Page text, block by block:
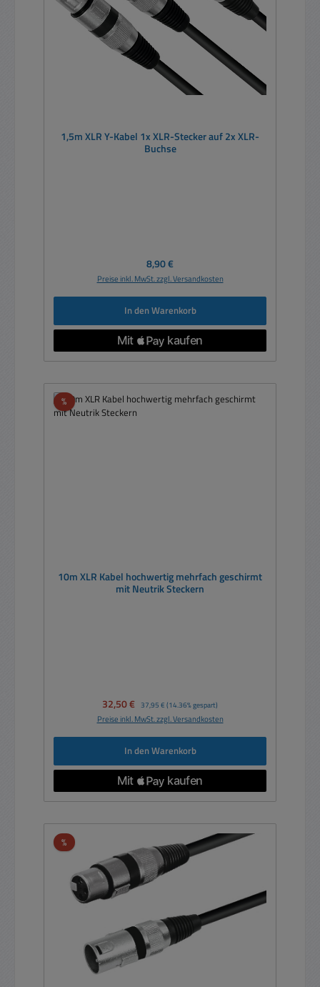
1,5m XLR Y-Kabel 1x XLR-Stecker auf 2x XLR-
Buchse
Regulärer Preis:
8,90 €
Preise inkl. MwSt. zzgl. Versandkosten
In den Warenkorb
%Rabatt
10m XLR Kabel hochwertig mehrfach geschirmt
mit Neutrik Steckern
Verkaufspreis:
32,50 € Regulärer Preis:
37,95 € (14.36% gespart)
Preise inkl. MwSt. zzgl. Versandkosten
In den Warenkorb
%Rabatt